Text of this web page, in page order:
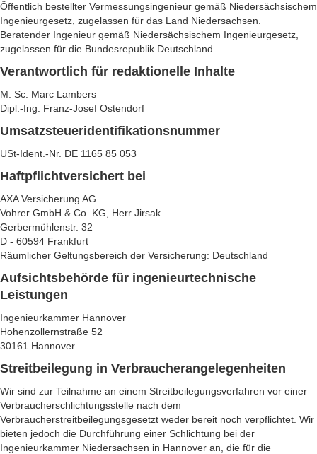
Öffentlich bestellter Vermessungsingenieur gemäß Niedersächsischem
Ingenieurgesetz, zugelassen für das Land Niedersachsen.
Beratender Ingenieur gemäß Niedersächsischem Ingenieurgesetz,
zugelassen für die Bundesrepublik Deutschland.
Verantwortlich für redaktionelle Inhalte
M. Sc. Marc Lambers
Dipl.-Ing. Franz-Josef Ostendorf
Umsatzsteueridentifikationsnummer
USt-Ident.-Nr. DE 1165 85 053
Haftpflichtversichert bei
AXA Versicherung AG
Vohrer GmbH & Co. KG, Herr Jirsak
Gerbermühlenstr. 32
D - 60594 Frankfurt
Räumlicher Geltungsbereich der Versicherung: Deutschland
Aufsichtsbehörde für ingenieurtechnische
Leistungen
Ingenieurkammer Hannover
Hohenzollernstraße 52
30161 Hannover
Streitbeilegung in Verbraucherangelegenheiten
Wir sind zur Teilnahme an einem Streitbeilegungsverfahren vor einer
Verbraucherschlichtungsstelle nach dem
Verbraucherstreitbeilegungsgesetzt weder bereit noch verpflichtet. Wir
bieten jedoch die Durchführung einer Schlichtung bei der
Ingenieurkammer Niedersachsen in Hannover an, die für die